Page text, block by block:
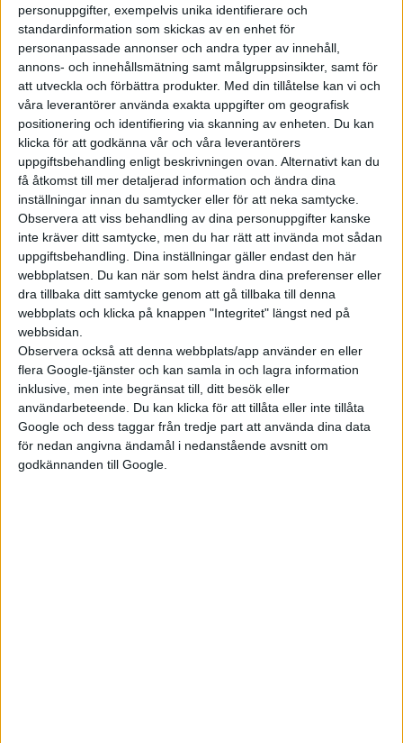
personuppgifter, exempelvis unika identifierare och
standardinformation som skickas av en enhet för
personanpassade annonser och andra typer av innehåll,
annons- och innehållsmätning samt målgruppsinsikter, samt för
att utveckla och förbättra produkter. Med din tillåtelse kan vi och
våra leverantörer använda exakta uppgifter om geografisk
positionering och identifiering via skanning av enheten. Du kan
klicka för att godkänna vår och våra leverantörers
uppgiftsbehandling enligt beskrivningen ovan. Alternativt kan du
få åtkomst till mer detaljerad information och ändra dina
inställningar innan du samtycker eller för att neka samtycke.
Observera att viss behandling av dina personuppgifter kanske
inte kräver ditt samtycke, men du har rätt att invända mot sådan
uppgiftsbehandling. Dina inställningar gäller endast den här
webbplatsen. Du kan när som helst ändra dina preferenser eller
dra tillbaka ditt samtycke genom att gå tillbaka till denna
webbplats och klicka på knappen "Integritet" längst ned på
webbsidan.
Observera också att denna webbplats/app använder en eller
flera Google-tjänster och kan samla in och lagra information
inklusive, men inte begränsat till, ditt besök eller
användarbeteende. Du kan klicka för att tillåta eller inte tillåta
Google och dess taggar från tredje part att använda dina data
för nedan angivna ändamål i nedanstående avsnitt om
godkännanden till Google.
Octavia är sedan länge Skodas mest framgångsrika modell. När
den ska ersättas med en eldriven version uppges den byggas på
Volkswagenkoncernens kommande ”superplattform” SSP. Med
den ska koncernen lansera nästa generations elbilar inom
projektet Trinity med snabbare laddning tack vare 800-
voltsteknik och självkörning i nivå 4.
Det innebär också att det kommer dröja ett tag innan vi får se
Skodas elkombi. Trinity ska enligt Volkswagen lanseras 2026
och först då kan det alltså bli aktuellt med ”E-Octavia”.
Men Martin Jahn är tydlig med att vi kommer få se mer än
elsuvar från Skoda. I alla fall under de närmsta åren.
– I framtiden kommer vi alltid att försöka hitta former och
karosser som våra kunder förväntar sig. Jag tror att vi kommer
att fortsätta med utbudet som Octavia och Superb. Vi ser
fortfarande ett behov av dessa bilar, så de kommer att
fortsätta ett tag till, säger han till Autocar.